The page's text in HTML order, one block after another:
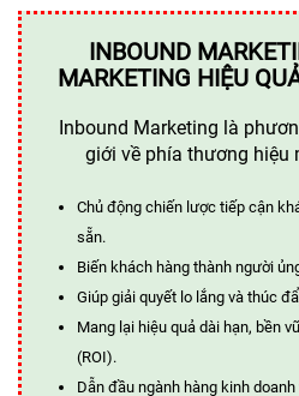
INBOUND
MARKETING HIỆU
Inbound Marketing là
giới về phía thương hiệu
Chủ động chiến lược tiếp cận
sẵn.
Biến khách hàng thành người
Giúp giải quyết lo lắng và thúc
Mang lại hiệu quả dài hạn, bền
(ROI).
Dẫn đầu ngành hàng kinh